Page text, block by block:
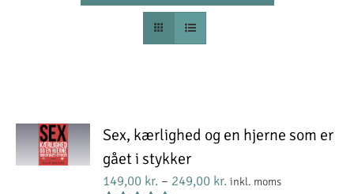
Sex, kærlighed og en hjerne som er
gået i stykker
149,00 kr. – 249,00 kr. Prisinterval:
inkl. moms